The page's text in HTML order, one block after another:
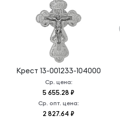
Крест 13-001233-104000
Ср. цена:
5 655.28 ₽
Ср. опт. цена:
2 827.64 ₽